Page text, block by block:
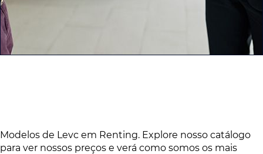
Modelos de Levc em Renting. Explore nosso catálogo
para ver nossos preços e verá como somos os mais